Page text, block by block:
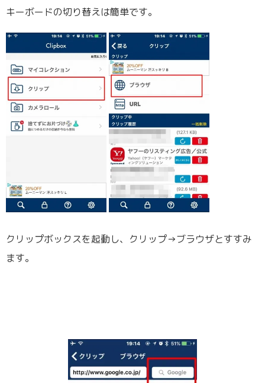
キーボードの切り替えは簡単です。
クリップボックスを起動し、クリップ→ブラウザとすすみ
ます。